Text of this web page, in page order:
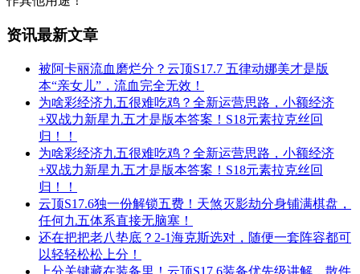
资讯最新文章
被阿卡丽流血磨烂分？云顶S17.7 五律动娜美才是版
本“亲女儿”，流血完全无效！
为啥彩经济九五很难吃鸡？全新运营思路，小额经济
+双战力新星九五才是版本答案！S18元素拉克丝回
归！！
为啥彩经济九五很难吃鸡？全新运营思路，小额经济
+双战力新星九五才是版本答案！S18元素拉克丝回
归！！
云顶S17.6独一份解锁五费！天煞灭影劫分身铺满棋盘，
任何九五体系直接无脑塞！
还在把把老八垫底？2-1海克斯选对，随便一套阵容都可
以轻轻松松上分！
上分关键藏在装备里！云顶S17.6装备优先级讲解，散件